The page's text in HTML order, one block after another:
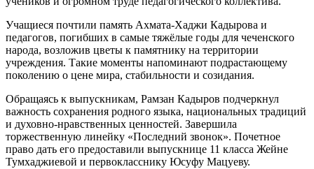
Учащиеся почтили память Ахмата-Хаджи Кадырова и
педагогов, погибших в самые тяжёлые годы для чеченского
народа, возложив цветы к памятнику на территории
учреждения. Такие моменты напоминают подрастающему
поколению о цене мира, стабильности и созидания.
Обращаясь к выпускникам, Рамзан Кадыров подчеркнул
важность сохранения родного языка, национальных традиций
и духовно-нравственных ценностей. Завершила
торжественную линейку «Последний звонок». Почетное
право дать его предоставили выпускнице 11 класса Жейне
Тумхаджиевой и первокласснику Юсуфу Мацуеву.